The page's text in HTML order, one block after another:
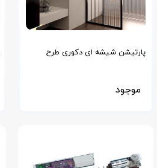
پارتیشن شیشه ای دکوری طرح
موجود